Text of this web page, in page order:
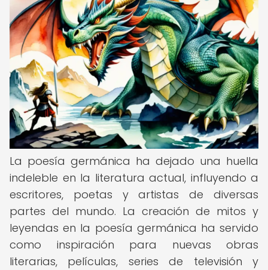
La poesía germánica ha dejado una huella
indeleble en la literatura actual, influyendo a
escritores, poetas y artistas de diversas
partes del mundo. La creación de mitos y
leyendas en la poesía germánica ha servido
como inspiración para nuevas obras
literarias, películas, series de televisión y